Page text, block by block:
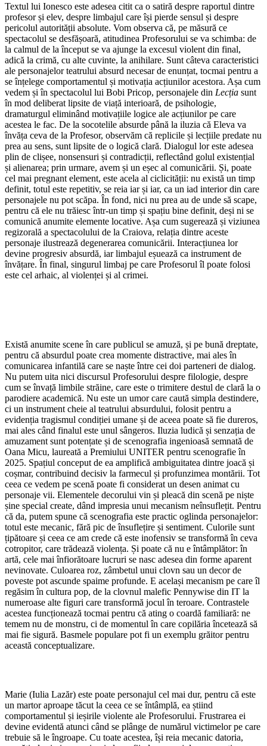
Textul lui Ionesco este adesea citit ca o satiră despre raportul dintre
profesor și elev, despre limbajul care își pierde sensul și despre
pericolul autorității absolute. Vom observa că, pe măsură ce
spectacolul se desfășoară, atitudinea Profesorului se va schimba: de
la calmul de la început se va ajunge la excesul violent din final,
adică la crimă, cu alte cuvinte, la anihilare. Sunt câteva caracteristici
ale personajelor teatrului absurd necesar de enunțat, tocmai pentru a
se înțelege comportamentul și motivația acțiunilor acestora. Așa cum
vedem și în spectacolul lui Bobi Pricop, personajele din Lecția sunt
în mod deliberat lipsite de viață interioară, de psihologie,
dramaturgul eliminând motivațiile logice ale acțiunilor pe care
acestea le fac. De la socotelile absurde până la iluzia că Eleva va
învăța ceva de la Profesor, observăm că replicile și lecțiile predate nu
prea au sens, sunt lipsite de o logică clară. Dialogul lor este adesea
plin de clișee, nonsensuri și contradicții, reflectând golul existențial
și alienarea; prin urmare, avem și un eșec al comunicării. Și, poate
cel mai pregnant element, este acela al ciclicității: nu există un timp
definit, totul este repetitiv, se reia iar și iar, ca un iad interior din care
personajele nu pot scăpa. În fond, nici nu prea au de unde să scape,
pentru că ele nu trăiesc într-un timp și spațiu bine definit, deși ni se
comunică anumite elemente locative. Așa cum sugerează și viziunea
regizorală a spectacolului de la Craiova, relația dintre aceste
personaje ilustrează degenerarea comunicării. Interacțiunea lor
devine progresiv absurdă, iar limbajul eșuează ca instrument de
învățare. În final, singurul limbaj pe care Profesorul îl poate folosi
este cel arhaic, al violenței și al crimei.
Există anumite scene în care publicul se amuză, și pe bună dreptate,
pentru că absurdul poate crea momente distractive, mai ales în
comunicarea infantilă care se naște între cei doi parteneri de dialog.
Nu putem uita nici discursul Profesorului despre filologie, despre
cum se învață limbile străine, care este o trimitere destul de clară la o
parodiere academică. Nu este un umor care caută simpla destindere,
ci un instrument cheie al teatrului absurdului, folosit pentru a
evidenția tragismul condiției umane și de aceea poate să fie dureros,
mai ales când finalul este unul sângeros. Iluzia ludică și senzația de
amuzament sunt potențate și de scenografia ingenioasă semnată de
Oana Micu, laureată a Premiului UNITER pentru scenografie în
2025. Spațiul conceput de ea amplifică ambiguitatea dintre joacă și
coșmar, contribuind decisiv la farmecul și profunzimea montării. Tot
ceea ce vedem pe scenă poate fi considerat un desen animat cu
personaje vii. Elementele decorului vin și pleacă din scenă pe niște
șine special create, dând impresia unui mecanism neînsuflețit. Pentru
că da, putem spune că scenografia este practic oglinda personajelor:
totul este mecanic, fără pic de însuflețire și sentiment. Culorile sunt
țipătoare și ceea ce am crede că este inofensiv se transformă în ceva
cotropitor, care trădează violența. Și poate că nu e întâmplător: în
artă, cele mai înfiorătoare lucruri se nasc adesea din forme aparent
nevinovate. Culoarea roz, zâmbetul unui clovn sau un decor de
poveste pot ascunde spaime profunde. E același mecanism pe care îl
regăsim în cultura pop, de la clovnul malefic Pennywise din IT la
numeroase alte figuri care transformă jocul în teroare. Contrastele
acestea funcționează tocmai pentru că ating o coardă familiară: ne
temem nu de monstru, ci de momentul în care copilăria încetează să
mai fie sigură. Basmele populare pot fi un exemplu grăitor pentru
această conceptualizare.
Marie (Iulia Lazăr) este poate personajul cel mai dur, pentru că este
un martor aproape tăcut la ceea ce se întâmplă, ea știind
comportamentul și ieșirile violente ale Profesorului. Frustrarea ei
devine evidentă atunci când se plânge de numărul victimelor pe care
trebuie să le îngroape. Cu toate acestea, își reia mecanic datoria,